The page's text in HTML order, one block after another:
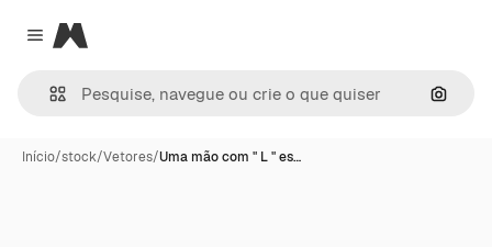
Close menu
Magnific
Início/stock/Vetores/Uma mão com " L " es…